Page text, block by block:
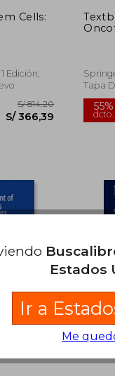
S/ 77,96
Cells:
Edición,
Tapa
Testis
Estados
Ir a
Me